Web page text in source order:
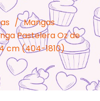
/ Mangas
Pastelera Oz de
cm (404-1810)